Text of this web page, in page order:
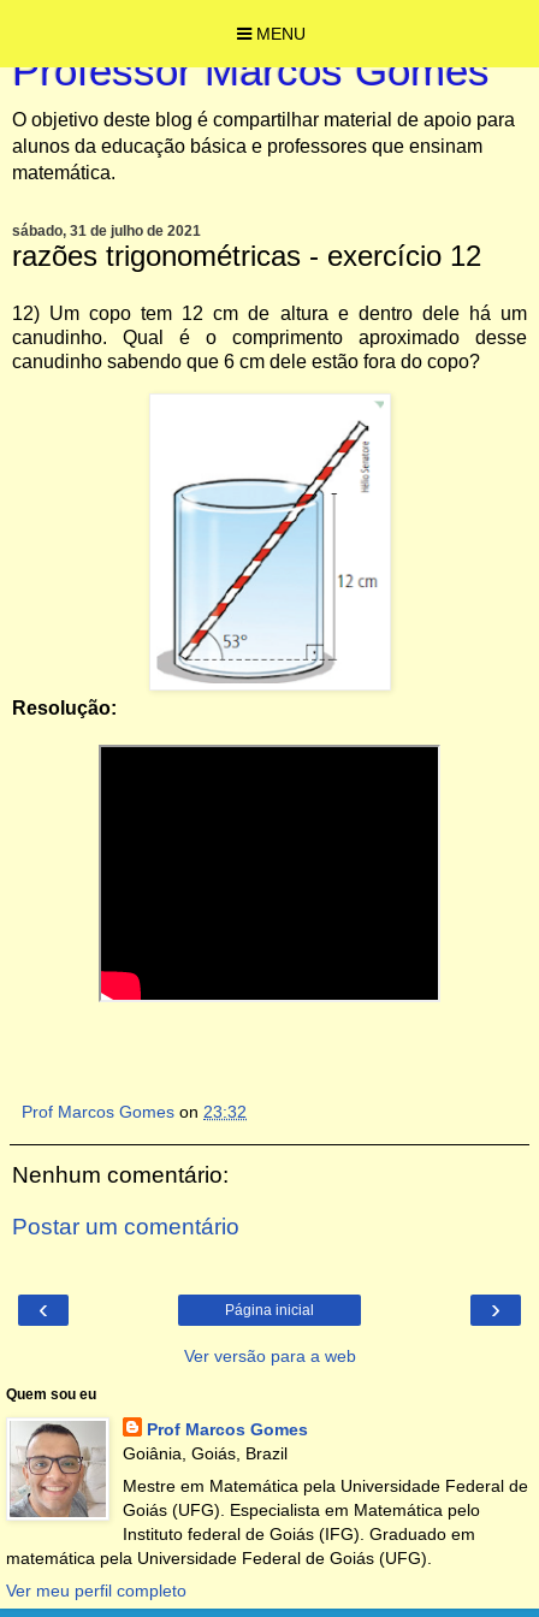
MENU
Professor Marcos Gomes
O objetivo deste blog é compartilhar material de apoio para
alunos da educação básica e professores que ensinam
matemática.
sábado, 31 de julho de 2021
razões trigonométricas - exercício 12
12) Um copo tem 12 cm de altura e dentro dele há um
canudinho. Qual é o comprimento aproximado desse
canudinho sabendo que 6 cm dele estão fora do copo?
Resolução:
Prof Marcos Gomes on 23:32
Nenhum comentário:
Postar um comentário
‹ ›
Página inicial
Ver versão para a web
Quem sou eu
Prof Marcos Gomes
Goiânia, Goiás, Brazil
Mestre em Matemática pela Universidade Federal de
Goiás (UFG). Especialista em Matemática pelo
Instituto federal de Goiás (IFG). Graduado em
matemática pela Universidade Federal de Goiás (UFG).
Ver meu perfil completo